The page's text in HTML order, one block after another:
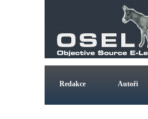
Redakce Autoři